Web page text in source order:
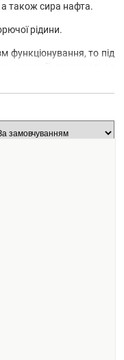
а також сира нафта.
рідини.
функціонування, то під
ежекції починається
геометричні розміри
моделі генераторів не